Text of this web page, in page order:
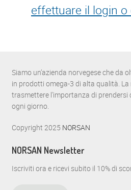
effettuare il login
Siamo un’azienda norvegese che da
in prodotti omega-3 di alta qualità.
trasmettere l’importanza di
ogni giorno.
Copyright 2025 NORSAN
NORSAN Newsletter
Iscriviti ora e ricevi subito il 10% di